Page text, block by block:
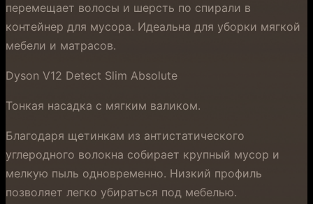
перемещает волосы и шерсть по спирали в
контейнер для мусора. Идеальна для уборки мягкой
мебели и матрасов.
Dyson V12 Detect Slim Absolute
Тонкая насадка с мягким валиком.
Благодаря щетинкам из антистатического
углеродного волокна собирает крупный мусор и
мелкую пыль одновременно. Низкий профиль
позволяет легко убираться под мебелью.